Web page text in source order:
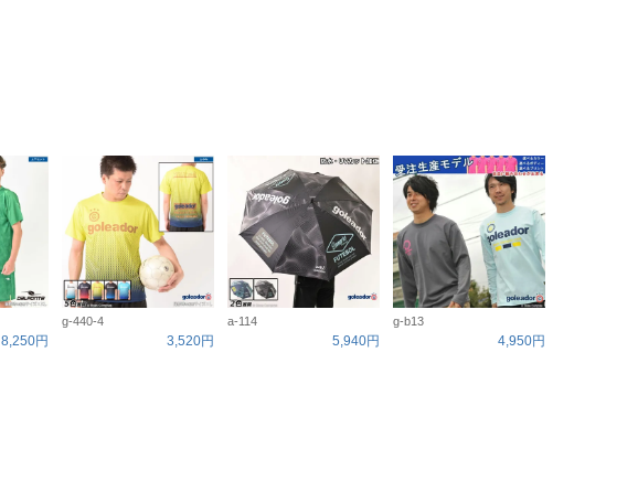
8,250円
g-440-4
3,520円
a-114
5,940円
g-b13
4,950円